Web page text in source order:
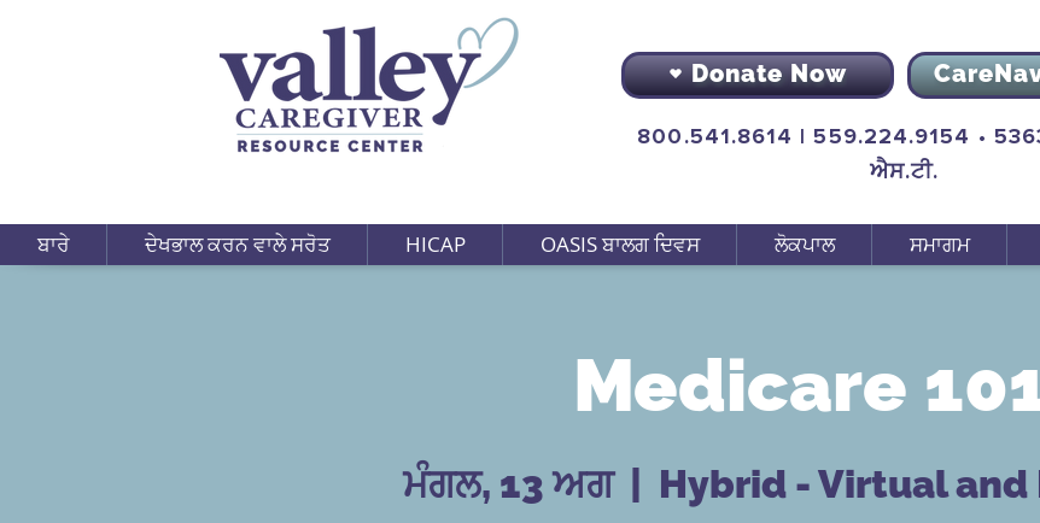
Donate Now
800.541.8614 | 559.224.9154 •
ਐਸ.ਟੀ.
ਬਾਰੇ ਦੇਖਭਾਲ ਕਰਨ ਵਾਲੇ ਸਰੋਤ HICAP OASIS ਬਾਲਗ ਦਿਵਸ ਲੋਕਪਾਲ ਸਮਾਗਮ
Medicare
ਮੰਗਲ, 13 ਅਗ
  |
Hybrid - Virtual and